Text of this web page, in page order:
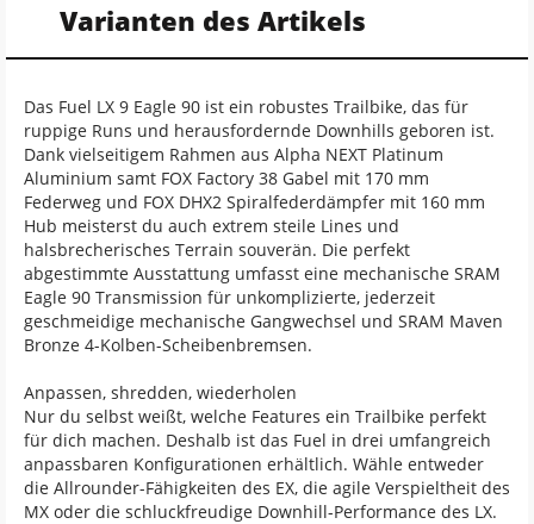
Varianten des Artikels
Das Fuel LX 9 Eagle 90 ist ein robustes Trailbike, das für
ruppige Runs und herausfordernde Downhills geboren ist.
Dank vielseitigem Rahmen aus Alpha NEXT Platinum
Aluminium samt FOX Factory 38 Gabel mit 170 mm
Federweg und FOX DHX2 Spiralfederdämpfer mit 160 mm
Hub meisterst du auch extrem steile Lines und
halsbrecherisches Terrain souverän. Die perfekt
abgestimmte Ausstattung umfasst eine mechanische SRAM
Eagle 90 Transmission für unkomplizierte, jederzeit
geschmeidige mechanische Gangwechsel und SRAM Maven
Bronze 4-Kolben-Scheibenbremsen.
Anpassen, shredden, wiederholen
Nur du selbst weißt, welche Features ein Trailbike perfekt
für dich machen. Deshalb ist das Fuel in drei umfangreich
anpassbaren Konfigurationen erhältlich. Wähle entweder
die Allrounder-Fähigkeiten des EX, die agile Verspieltheit des
MX oder die schluckfreudige Downhill-Performance des LX.